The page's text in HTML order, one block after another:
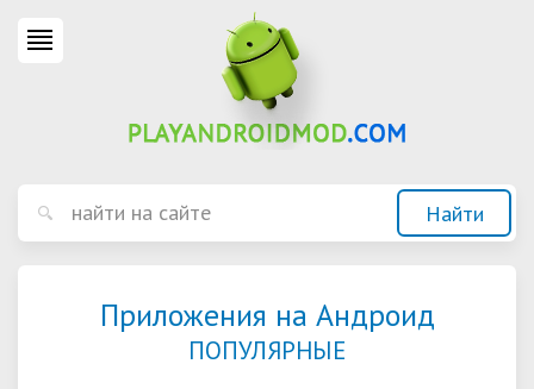
Приложения на Андроид
ПОПУЛЯРНЫЕ